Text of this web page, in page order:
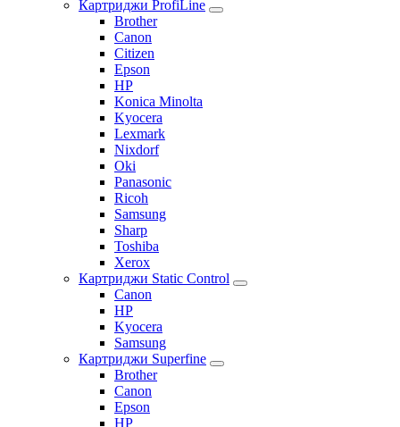
Картриджи ProfiLine
Brother
Canon
Citizen
Epson
HP
Konica Minolta
Kyocera
Lexmark
Nixdorf
Oki
Panasonic
Ricoh
Samsung
Sharp
Toshiba
Xerox
Картриджи Static Control
Canon
HP
Kyocera
Samsung
Картриджи Superfine
Brother
Canon
Epson
HP